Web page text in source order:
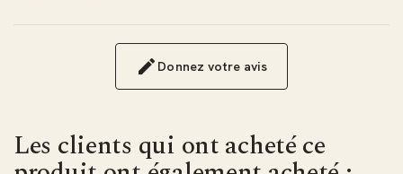
Donnez votre avis
Les clients qui ont acheté ce